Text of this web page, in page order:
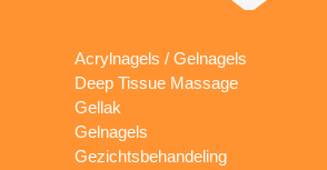
Acrylnagels / Gelnagels
Deep Tissue Massage
Gellak
Gelnagels
Gezichtsbehandeling